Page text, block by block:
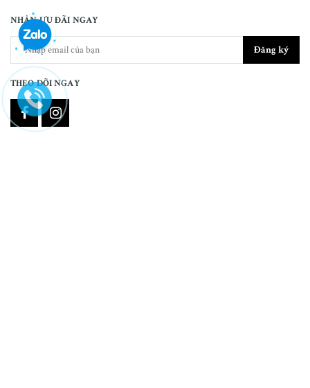
NHẬN ƯU ĐÃI NGAY
Đăng ký
THEO DÕI NGAY